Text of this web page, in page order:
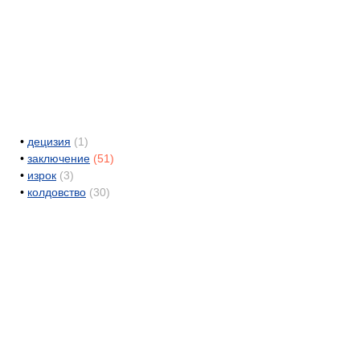
• децизия (1)
• заключение (51)
• изрок (3)
• колдовство (30)